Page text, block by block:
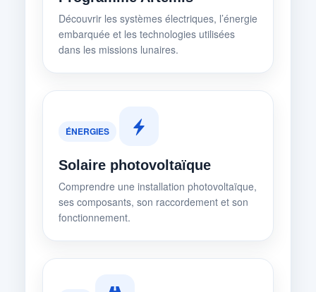
Découvrir les systèmes électriques, l’énergie
embarquée et les technologies utilisées
dans les missions lunaires.
ÉNERGIES
Solaire photovoltaïque
Comprendre une installation photovoltaïque,
ses composants, son raccordement et son
fonctionnement.